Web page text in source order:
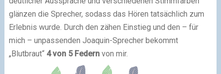
glänzen die Sprecher, sodass das Hören tatsächlich zum
Erlebnis wurde. Durch den zähen Einstieg und den – für
mich – unpassenden Joaquin-Sprecher bekommt
„Blutbraut“ 4 von 5 Federnvon mir.